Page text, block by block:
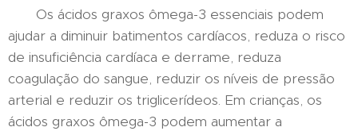
Os ácidos graxos ômega-3 essenciais podem
ajudar a diminuir batimentos cardíacos, reduza o risco
de insuficiência cardíaca e derrame, reduza
coagulação do sangue, reduzir os níveis de pressão
arterial e reduzir os triglicerídeos. Em crianças, os
ácidos graxos ômega-3 podem aumentar a